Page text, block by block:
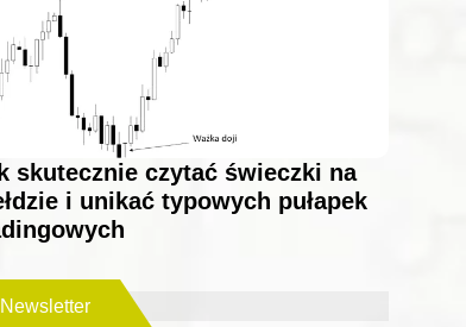
skutecznie czytać świeczki na
i unikać typowych pułapek
Newsletter